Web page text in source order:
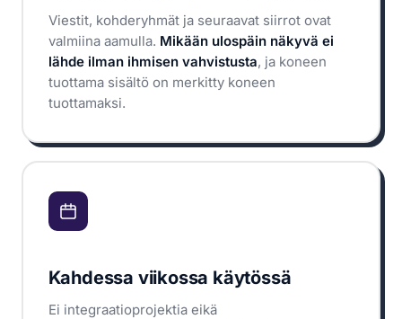
Viestit, kohderyhmät ja seuraavat siirrot ovat
valmiina aamulla. Mikään ulospäin näkyvä ei
lähde ilman ihmisen vahvistusta, ja koneen
tuottama sisältö on merkitty koneen
tuottamaksi.
Kahdessa viikossa käytössä
Ei integraatioprojektia eikä